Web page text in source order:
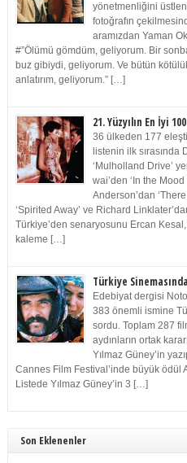
yönetmenliğini
fotoğrafın
aramızdan Yaman
#”Ölümü gömdüm, geliyorum. Bir
buz gibiydi, geliyorum. Ve bütün
anlatırım, geliyorum.” […]
21. Yüzyılın En İyi
36 ülkeden 177
listenin ilk sırasında
‘Mulholland Drive’
wai’den ‘In the
Anderson’dan
‘Spirited Away’ ve Richard
Türkiye’den senaryosunu Ercan
kaleme […]
Türkiye
Edebiyat dergisi
383 önemli ismine
sordu. Toplam 287
aydınların ortak
Yılmaz Güney’in
Cannes Film Festival’inde büyük ödül
Listede Yılmaz Güney’in 3 […]
Son Eklenenler